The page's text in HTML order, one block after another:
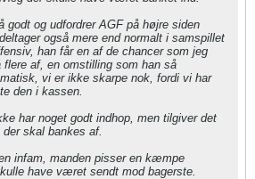
godt og udfordrer AGF på højre siden
også mere end normalt i samspillet
han får en af de chancer som jeg
flere af, en omstilling som han så
vi er ikke skarpe nok, fordi vi har
den i kassen.
har noget godt indhop, men tilgiver det
skal bankes af.
infam, manden pisser en kæmpe
have været sendt mod bagerste.